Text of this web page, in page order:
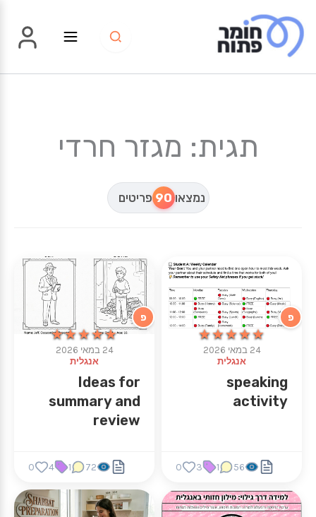
לתוכן
תגית: מגזר חרדי
נמצאו 90 פריטים
★★★★★
★★★★★
פ
24 במאי 2026
אנגלית
speaking
activity
56
1
3
0
★★★★★
★★★★★
פ
24 במאי 2026
אנגלית
Ideas for
summary and
review
72
1
4
0